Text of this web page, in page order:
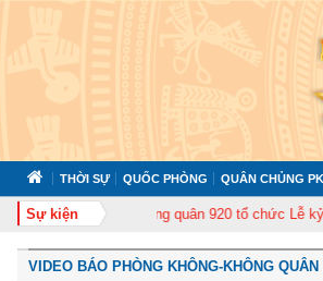
THỜI SỰ QUỐC PHÒNG QUÂN CHỦNG
Sự kiện
Trung đoàn Không quân 920 tổ chức Lễ kỷ niệm
VIDEO BÁO PHÒNG KHÔNG-KHÔNG QUÂN